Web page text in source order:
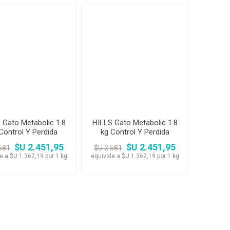
Gato Metabolic 1.8
Y Perdida
a Largo Plazo
$U 2.451,95
a $U 1.362,19 por 1 kg
HILLS Gato Metabolic 1.8
kg Control Y Perdida
Peso a Largo Plazo +
Pala
$U 2.581 $U 2.451,95
equivale a $U 1.362,19 por 1 kg